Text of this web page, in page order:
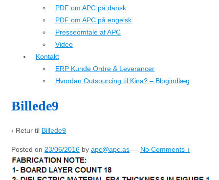
PDF om APC på dansk
PDF om APC på engelsk
Presseomtale af APC
Video
Kontakt
ERP Kunde Ordre & Leverancer
Hvordan Outsourcing til Kina? – Blogindlæg
Billede9
‹ Retur til Billede9
Posted on 23/06/2016 by apc@apc.as — No Comments ↓